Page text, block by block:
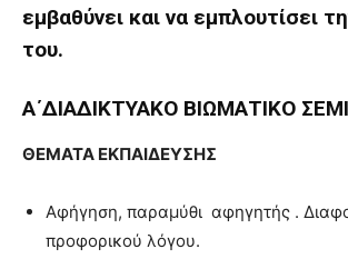
εμβαθύνει και να εμπλουτίσει
του.
Α΄ΔΙΑΔΙΚΤΥΑΚΟ ΒΙΩΜΑΤΙΚΟ
ΘΕΜΑΤΑ ΕΚΠΑΙΔΕΥΣΗΣ
Αφήγηση, παραμύθι αφηγητής .
προφορικού λόγου.